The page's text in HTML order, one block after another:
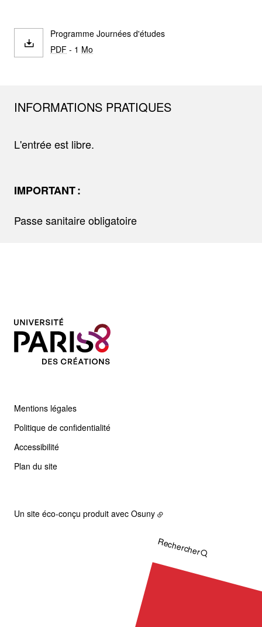
Programme Journées d'études
PDF - 1 Mo
INFORMATIONS PRATIQUES
L'entrée est libre.
IMPORTANT :
Passe sanitaire obligatoire
Mentions légales
Politique de confidentialité
Accessibilité
Plan du site
Rechercher
Un site éco-conçu produit avec Osuny